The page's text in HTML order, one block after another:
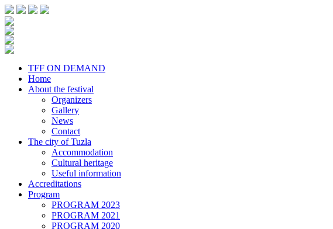
TFF ON DEMAND
Home
About the festival
Organizers
Gallery
News
Contact
The city of Tuzla
Accommodation
Cultural heritage
Useful information
Accreditations
Program
PROGRAM 2023
PROGRAM 2021
PROGRAM 2020